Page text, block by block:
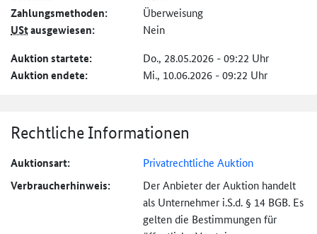
Zahlungs­methoden: Überweisung
UStausgewiesen: Nein
Auktion startete: Do., 28.05.2026 - 09:22 Uhr
Auktion endete: Mi., 10.06.2026 - 09:22 Uhr
Rechtliche Informationen
Auktionsart: Privatrechtliche Auktion
Verbraucher­hinweis:
Der Anbieter der Auktion handelt
als Unternehmer i.S.d. § 14 BGB. Es
gelten die Bestimmungen für